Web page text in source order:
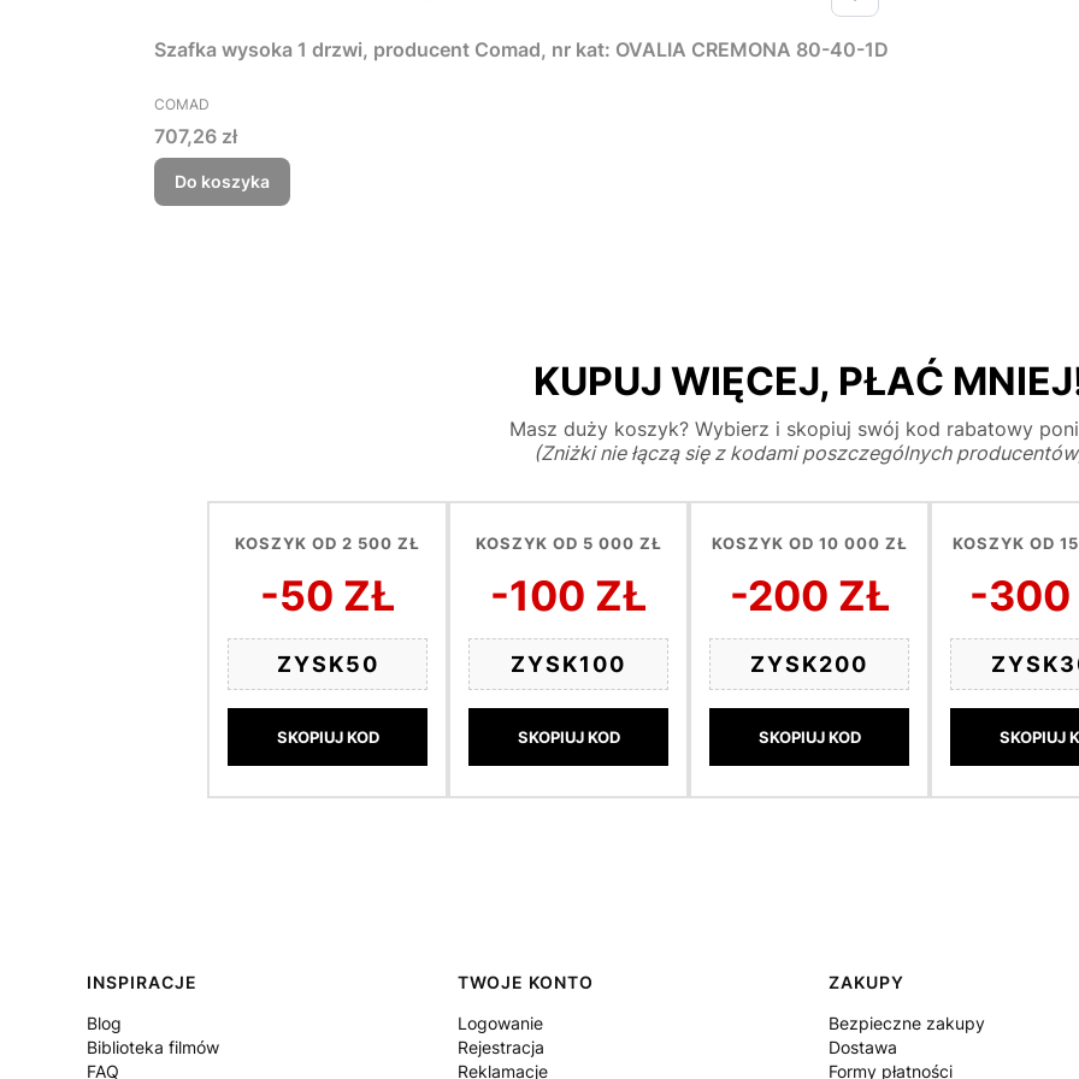
Szafka wysoka 1 drzwi, producent Comad, nr kat: OVALIA CREMONA 80-40-1D
PRODUCENT
COMAD
Cena
707,26 zł
Do koszyka
KUPUJ WIĘCEJ, PŁAĆ
Masz duży koszyk? Wybierz i skopiuj swój kod rabatowy
(Zniżki nie łączą się z kodami poszczególnych
KOSZYK OD 2 500 ZŁ
-50 ZŁ
ZYSK50
SKOPIUJ KOD
KOSZYK OD 5 000 ZŁ
-100 ZŁ
ZYSK100
SKOPIUJ KOD
KOSZYK OD 10 000 ZŁ
-200 ZŁ
ZYSK200
SKOPIUJ KOD
KOSZYK OD
-300
SKOPIUJ
Linki w stopce
INSPIRACJE
Blog
Biblioteka filmów
FAQ
TWOJE KONTO
Logowanie
Rejestracja
Reklamacje
ZAKUPY
Bezpieczne zakupy
Dostawa
Formy płatności